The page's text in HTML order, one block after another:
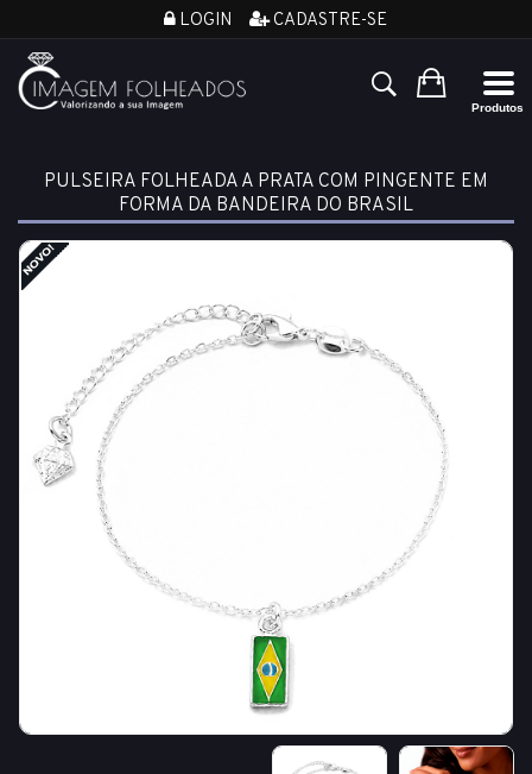
LOGIN CADASTRE-SE
PULSEIRA FOLHEADA A PRATA COM PINGENTE EM
FORMA DA BANDEIRA DO BRASIL